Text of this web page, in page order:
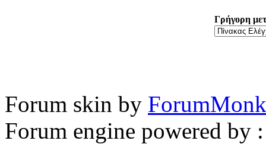
Γρήγορη
Forum skin by
Forum engine powered by